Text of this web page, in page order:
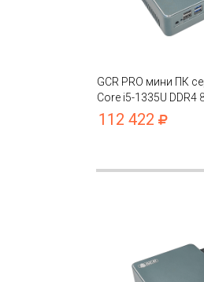
GCR PRO мини ПК
Core i5-1335U DDR4
256GB Intel UHD
112 422